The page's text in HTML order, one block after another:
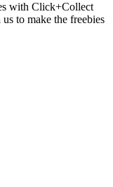
with Click+Collect
to make the freebies